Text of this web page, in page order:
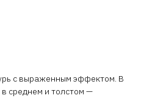
с выраженным эффектом. В
среднем и толстом —